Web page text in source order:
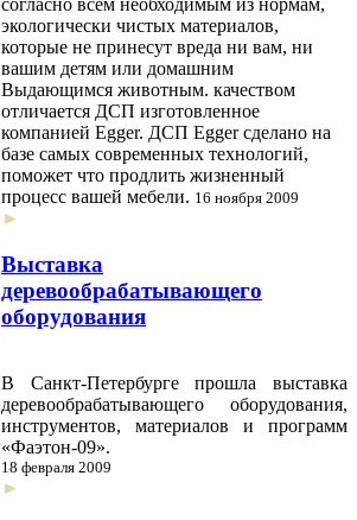
согласно всем необходимым из нормам,
экологически чистых материалов,
которые не принесут вреда ни вам, ни
вашим детям или домашним
Выдающимся животным. качеством
отличается ДСП изготовленное
компанией Egger. ДСП Egger сделано на
базе самых современных технологий,
поможет что продлить жизненный
процесс вашей мебели. 16 ноября 2009
►
Выставка
деревообрабатывающего
оборудования
В Санкт-Петербурге прошла выставка
деревообрабатывающего оборудования,
инструментов, материалов и программ
«Фаэтон-09».
18 февраля 2009
►